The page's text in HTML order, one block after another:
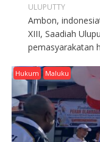
ULUPUTTY
Ambon,
XIII, Saadiah
pemasyarakatan
Hukum Maluku